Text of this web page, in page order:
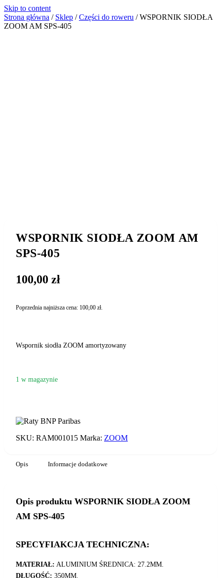
Skip to content
Strona główna / Sklep / Części do roweru / WSPORNIK SIODŁA
ZOOM AM SPS-405
WSPORNIK SIODŁA ZOOM AM
SPS-405
100,00 zł
Poprzednia najniższa cena: 100,00 zł.
Wspornik siodła ZOOM amortyzowany
1 w magazynie
SIODŁA
AM
SKU: RAM001015 Marka: ZOOM
Opis Informacje dodatkowe
Opis produktu WSPORNIK SIODŁA ZOOM
AM SPS-405
SPECYFIAKCJA TECHNICZNA:
MATERIAŁ: ALUMINIUM ŚREDNICA: 27.2MM.
DŁUGOŚĆ: 350MM.